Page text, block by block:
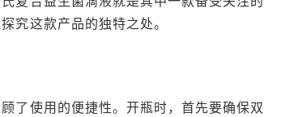
究这款产品的独特之处。
了使用的便捷性。开瓶时，首先要确保双